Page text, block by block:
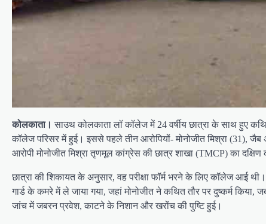
कोलकाता। साउथ कोलकाता लॉ कॉलेज में 24 वर्षीय छात्रा के साथ हुए
कॉलेज परिसर में हुई। इससे पहले तीन आरोपियों- मोनोजीत मिश्रा (31), जैब
आरोपी मोनोजीत मिश्रा तृणमूल कांग्रेस की छात्र शाखा (TMCP) का दक्षिण
छात्रा की शिकायत के अनुसार, वह परीक्षा फॉर्म भरने के लिए कॉलेज आई
गार्ड के कमरे में ले जाया गया, जहां मोनोजीत ने कथित तौर पर दुष्कर्म
जांच में जबरन प्रवेश, काटने के निशान और खरोंच की पुष्टि हुई।